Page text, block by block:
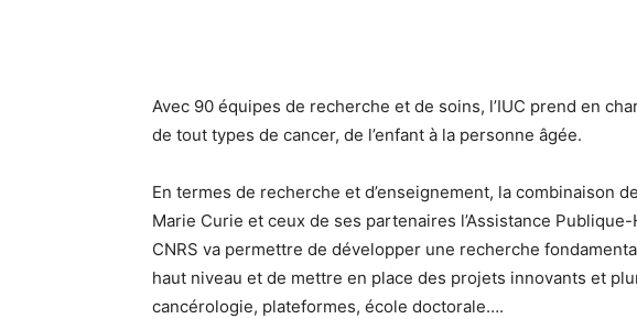
Avec 90 équipes de recherche et de soins, l’IUC prend en
de tout types de cancer, de l’enfant à la personne âgée.
En termes de recherche et d’enseignement, la combinaison
Marie Curie et ceux de ses partenaires l’Assistance
CNRS va permettre de développer une recherche
haut niveau et de mettre en place des projets innovants et
cancérologie, plateformes, école doctorale….